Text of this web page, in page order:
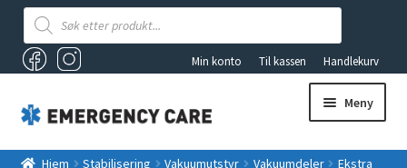
Products
search
Min konto Til kassen Handlekurv
Meny
AKUTTSEKKER OG FØRSTEHJELPSBAGER
Hjem Stabilisering Vakuumutstyr Vakuumdeler
Ekstra